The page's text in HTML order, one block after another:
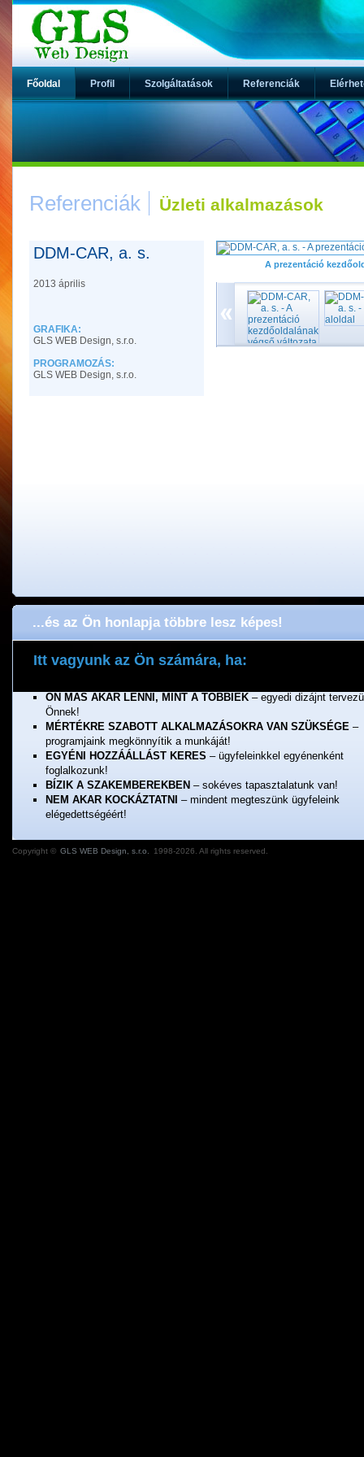
Főoldal Profil Szolgáltatások Referenciák
Referenciák Üzleti alkalmazások
DDM-CAR, a. s.
2013 április
GRAFIKA:
GLS WEB Design, s.r.o.
PROGRAMOZÁS:
GLS WEB Design, s.r.o.
A prezentáció
...és az Ön honlapja többre lesz képes!
Itt vagyunk az Ön számára, ha:
ÖN MÁS AKAR LENNI, MINT A TÖBBIEK – egyedi dizájnt
Önnek!
MÉRTÉKRE SZABOTT ALKALMAZÁSOKRA VAN SZÜKSÉGE –
programjaink megkönnyítik a munkáját!
EGYÉNI HOZZÁÁLLÁST KERES – ügyfeleinkkel egyénenként
foglalkozunk!
BÍZIK A SZAKEMBEREKBEN – sokéves tapasztalatunk van!
NEM AKAR KOCKÁZTATNI
– mindent megteszünk ügyfeleink
elégedettségéért!
Copyright © GLS WEB Design, s.r.o. 1998-2026. All rights reserved.